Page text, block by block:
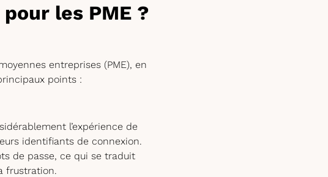
les PME ?
entreprises (PME), en
points :
l’expérience de
identifiants de connexion.
de passe, ce qui se traduit
frustration.